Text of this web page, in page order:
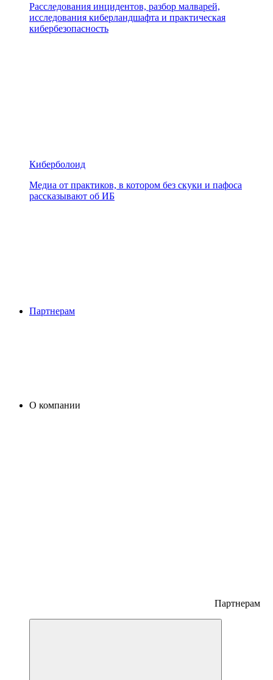
Расследования инцидентов, разбор малварей,
исследования киберландшафта и практическая
кибербезопасность
Киберболоид
Медиа от практиков, в котором без скуки и пафоса
рассказывают об ИБ
Партнерам
О компании
Партнерам